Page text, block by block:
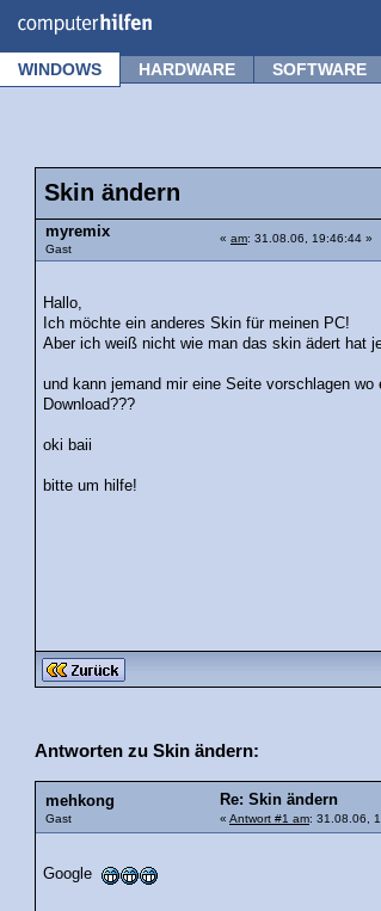
WINDOWS HARDWARE SOFTWARE
Skin ändern
myremix
Gast
« am: 31.08.06, 19:46:44 »
Hallo,
Ich möchte ein anderes Skin für meinen PC!
Aber ich weiß nicht wie man das skin ädert hat
und kann jemand mir eine Seite vorschlagen
Download???
oki baii
bitte um hilfe!
Antworten zu Skin ändern:
mehkong
Gast
Re: Skin ändern
« Antwort #1 am: 31.08.06,
Google